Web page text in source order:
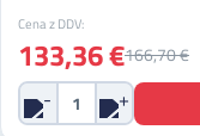
Cena z DDV:
133,36 €166,70 €